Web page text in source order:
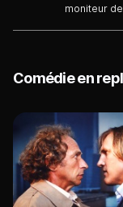
moniteur
s'occuper
profiter de
Comédie en